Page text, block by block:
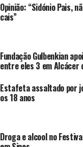
Opinião: “Sidónio Pais,
cais”
Fundação Gulbenkian
entre eles 3 em Alcácer
Estafeta assaltado por
os 18 anos
Droga e alcool no